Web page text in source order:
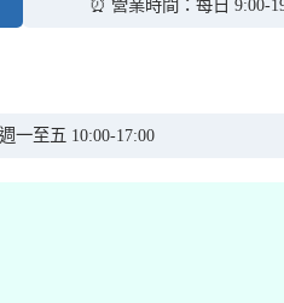
⏰ 營業時間：每日 9:00-
一至五 10:00-17:00